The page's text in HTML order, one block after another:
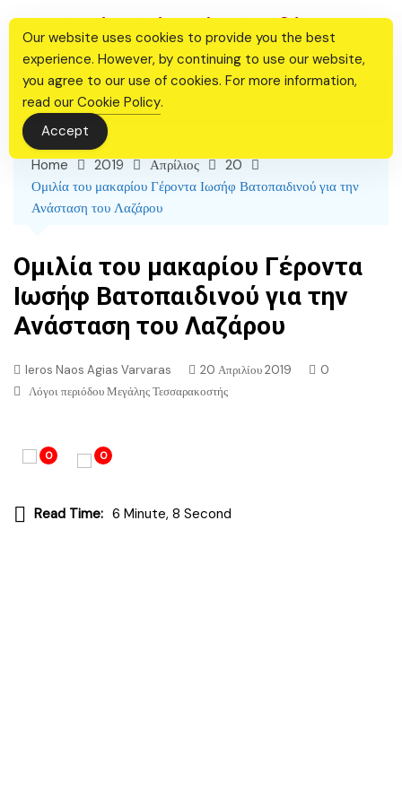
content
Ιερός Ναός Αγίας Βαρβάρας
Θεσσαλονίκης
Home 2019 Απρίλιος
20
Ομιλία του μακαρίου Γέροντα Ιωσήφ Βατοπαιδινού για την
Ανάσταση του Λαζάρου
Ομιλία του μακαρίου Γέροντα
Ιωσήφ Βατοπαιδινού για την
Ανάσταση του Λαζάρου
Ieros Naos Agias Varvaras 20 Απριλίου 2019
0
Λόγοι περιόδου Μεγάλης Τεσσαρακοστής
0 0
Read Time: 6 Minute, 8 Second
Our website uses cookies to provide you the best
experience. However, by continuing to use our website,
you agree to our use of cookies. For more information,
read our Cookie Policy.
Accept